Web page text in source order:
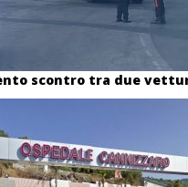
scontro tra due